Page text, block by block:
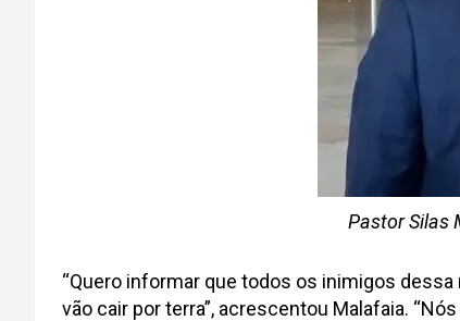
Pastor Silas
“Quero informar que todos os inimigos
vão cair por terra”, acrescentou Malafaia.